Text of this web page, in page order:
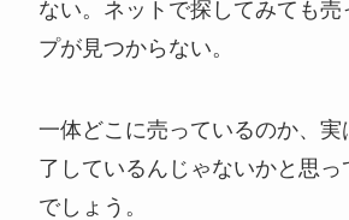
ない。ネットで探してみても売
プが見つからない。
一体どこに売っているのか、実
了しているんじゃないかと思っ
でしょう。